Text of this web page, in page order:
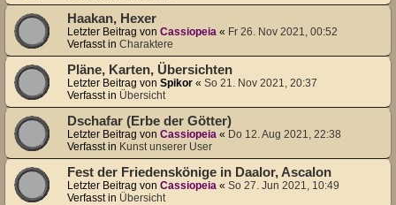
Haakan, Hexer
Letzter Beitrag von Cassiopeia « Fr 26. Nov 2021, 00:52
Verfasst in Charaktere
Pläne, Karten, Übersichten
Letzter Beitrag von Spikor « So 21. Nov 2021, 20:37
Verfasst in Übersicht
Dschafar (Erbe der Götter)
Letzter Beitrag von Cassiopeia « Do 12. Aug 2021, 22:38
Verfasst in Kunst unserer User
Fest der Friedenskönige in Daalor, Ascalon
Letzter Beitrag von Cassiopeia « So 27. Jun 2021, 10:49
Verfasst in Übersicht